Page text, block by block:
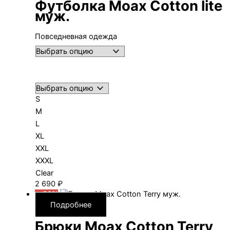
Футболка Moax Сotton lite
муж.
Повседневная одежда
S
M
L
XL
XXL
XXXL
Clear
2 690 ₽
—30%
Подробнее
Брюки Moax Cotton Terry